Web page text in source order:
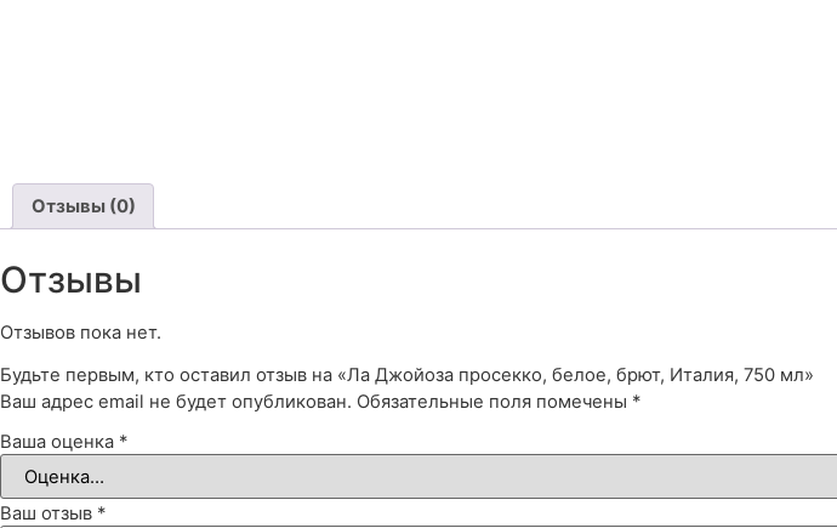
Отзывы (0)
Отзывы
Отзывов пока нет.
Будьте первым, кто оставил отзыв на «Ла Джойоза просекко, белое, брют, Италия, 750 мл»
Ваш адрес email не будет опубликован. Обязательные поля помечены *
Ваша оценка *
Ваш отзыв *